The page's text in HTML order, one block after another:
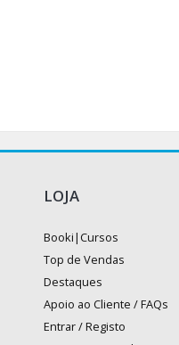
LOJA
Booki|Cursos
Top de Vendas
Destaques
Apoio ao Cliente / FAQs
Entrar / Registo